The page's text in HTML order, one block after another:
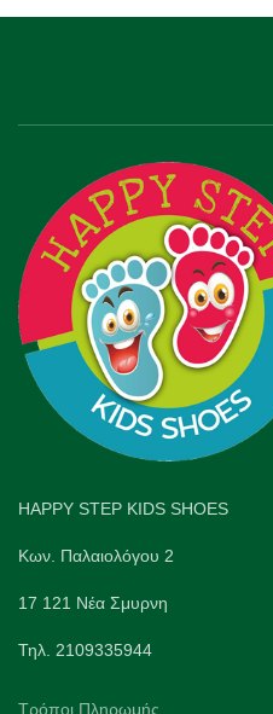
HAPPY STEP KIDS SHOES
Κων. Παλαιολόγου 2
17 121 Νέα Σμυρνη
Τηλ. 2109335944
Τρόποι Πληρωμής